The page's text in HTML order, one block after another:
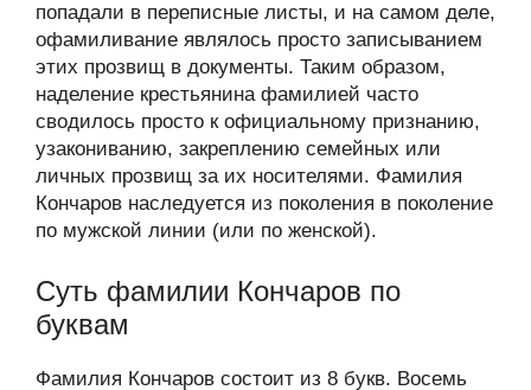
попадали в переписные листы, и на самом деле,
офамиливание являлось просто записыванием
этих прозвищ в документы. Таким образом,
наделение крестьянина фамилией часто
сводилось просто к официальному признанию,
узакониванию, закреплению семейных или
личных прозвищ за их носителями. Фамилия
Кончаров наследуется из поколения в поколение
по мужской линии (или по женской).
Суть фамилии Кончаров по
буквам
Фамилия Кончаров состоит из 8 букв. Восемь